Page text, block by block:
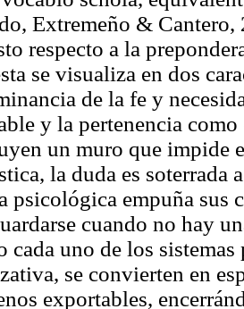
Extremeño &
respecto a la
se visualiza en dos
de la fe y
y la pertenencia
un muro que impide
la duda es
psicológica empuña sus
cuando no hay
cada uno de los
se convierten en
exportables,